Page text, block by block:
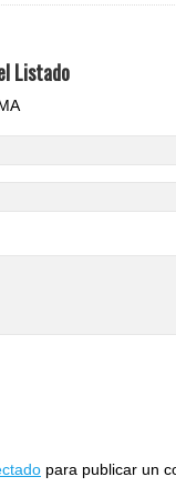
Listado
para publicar un